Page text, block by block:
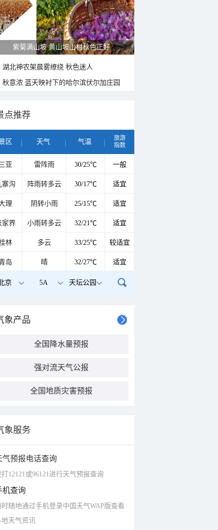
紫菊满山坡 黄山坡山村秋色正好
湖北神农架晨雾缭绕 秋色迷人
秋意浓 蓝天映衬下的哈尔滨伏尔加庄园
点推荐
区 天气 气温
旅游
指数
亚 雷阵雨 30/25℃ 一般
寨沟 阵雨转多云 30/17℃ 适宜
理 阴转小雨 25/15℃ 适宜
家界 小雨转多云 32/21℃ 适宜
林 多云 33/25℃ 较适宜
岛 晴 32/27℃ 适宜
京 5A 天坛公园
象产品
全国降水量预报
强对流天气公报
全国地质灾害预报
象服务
气预报电话查询
打12121或96121进行天气预报查询
机查询
时随地通过手机登录中国天气WAP版查看
地天气资讯